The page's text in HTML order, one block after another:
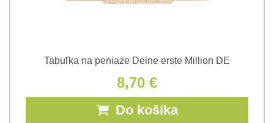
Tabuľka na peniaze Deine erste Million DE
8,70 €
Do košíka